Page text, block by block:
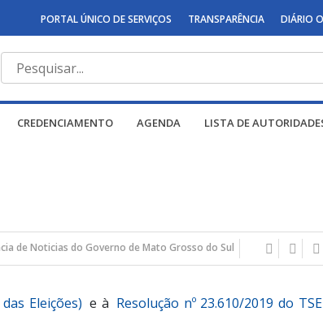
PORTAL ÚNICO DE SERVIÇOS TRANSPARÊNCIA DIÁRIO
CREDENCIAMENTO AGENDA LISTA DE
de Noticias do Governo de Mato Grosso do Sul
Eleições) e à Resolução nº 23.610/2019 do TSE